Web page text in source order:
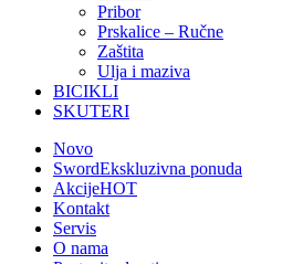
Pribor
Prskalice – Ručne
Zaštita
Ulja i maziva
BICIKLI
SKUTERI
Novo
SwordEkskluzivna ponuda
AkcijeHOT
Kontakt
Servis
O nama